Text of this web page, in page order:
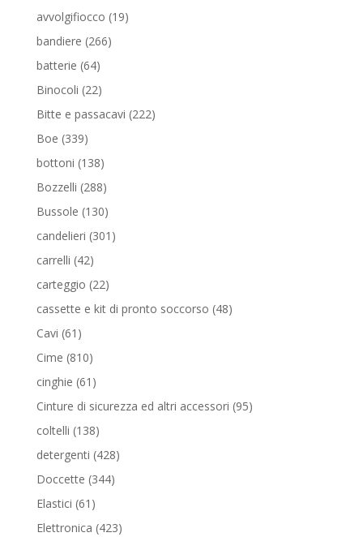
avvolgifiocco 1919
bandiere 266266
batterie 6464
prodotti
Binocoli 2222
prodotti
Bitte e passacavi 222222
Boe 339339
prodotti
bottoni 138138
prodotti
Bozzelli 288288
prodotti
Bussole 130130
prodotti
candelieri 301 301
carrelli 4242
prodotti
carteggio 2222
prodotti
cassette e kit di pronto soccorso 4848
Cavi 61 61
prodotti
Cime 810810
prodotti
cinghie 61 61
prodotti
Cinture di sicurezza ed altri accessori 9595
coltelli 138138
prodotti
detergenti 428428
Doccette 344344
Elastici 61 61
prodotti
Elettronica 423423